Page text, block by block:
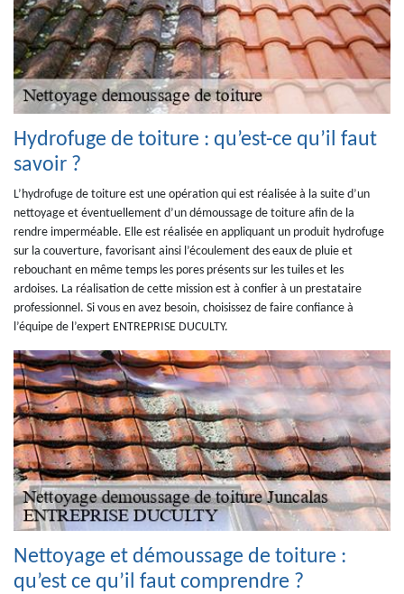
Hydrofuge de toiture : qu’est-ce qu’il faut
savoir ?
L’hydrofuge de toiture est une opération qui est réalisée à la suite d’un
nettoyage et éventuellement d’un démoussage de toiture afin de la
rendre imperméable. Elle est réalisée en appliquant un produit hydrofuge
sur la couverture, favorisant ainsi l’écoulement des eaux de pluie et
rebouchant en même temps les pores présents sur les tuiles et les
ardoises. La réalisation de cette mission est à confier à un prestataire
professionnel. Si vous en avez besoin, choisissez de faire confiance à
l’équipe de l’expert ENTREPRISE DUCULTY.
Nettoyage et démoussage de toiture :
qu’est ce qu’il faut comprendre ?